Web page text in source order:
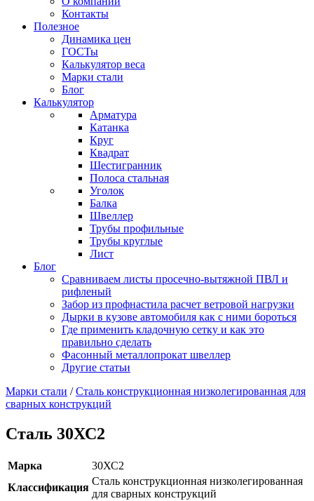
Контакты
Полезное
Динамика цен
ГОСТы
Калькулятор веса
Марки стали
Блог
Калькулятор
Арматура
Катанка
Круг
Квадрат
Шестигранник
Полоса стальная
Уголок
Балка
Швеллер
Трубы профильные
Трубы круглые
Лист
Блог
Сравниваем листы просечно-вытяжной ПВЛ и
рифленый
Забор из профнастила расчет ветровой нагрузки
Дырки в кузове автомобиля как с ними бороться
Где применить кладочную сетку и как это
правильно сделать
Фасонный металлопрокат швеллер
Другие статьи
Марки стали /Сталь конструкционная низколегированная для
сварных конструкций
Сталь 30ХС2
Марка
30ХС2
Классификация
Сталь конструкционная низколегированная
для сварных конструкций